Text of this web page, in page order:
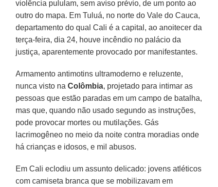
violência pululam, sem aviso prévio, de um ponto ao
outro do mapa. Em Tuluá, no norte do Vale do Cauca,
departamento do qual Cali é a capital, ao anoitecer da
terça-feira, dia 24, houve incêndio no palácio da
justiça, aparentemente provocado por manifestantes.
Armamento antimotins ultramoderno e reluzente,
nunca visto naColômbia, projetado para intimar as
pessoas que estão paradas em um campo de batalha,
mas que, quando não usado segundo as instruções,
pode provocar mortes ou mutilações. Gás
lacrimogêneo no meio da noite contra moradias onde
há crianças e idosos, e mil abusos.
Em Cali eclodiu um assunto delicado: jovens atléticos
com camiseta branca que se mobilizavam em